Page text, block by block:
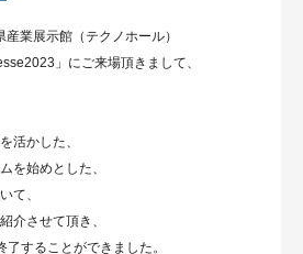
業展示館（テクノホール）
」にご来場頂きまして、
活かした、
を始めとした、
て、
介させて頂き、
することができました。